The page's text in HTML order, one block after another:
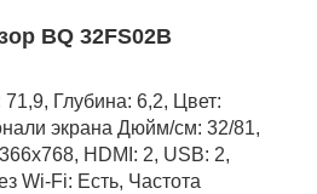
BQ 32FS02B
Глубина: 6,2, Цвет:
экрана Дюйм/см: 32/81,
HDMI: 2, USB: 2,
Wi-Fi: Есть, Частота